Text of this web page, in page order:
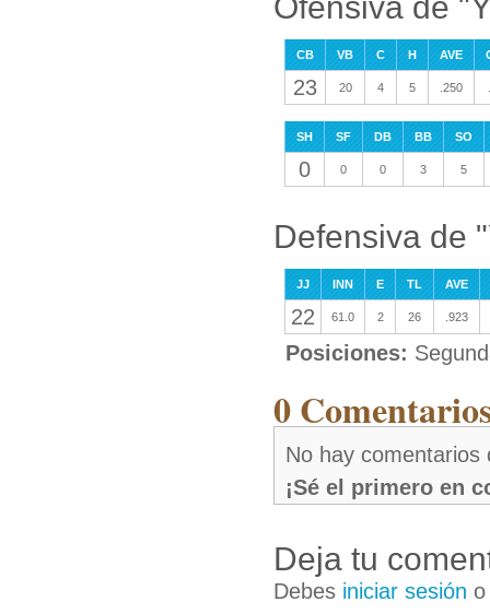
CB VB C H AVE
23 20 4 5 .250
SH SF DB BB SO
0 0 0 3 5
Defensiva de
JJ INN E TL AVE
22 61.0 2 26 .923
Posiciones:
0
No hay
¡Sé el primero en
Deja tu
Debes iniciar sesión